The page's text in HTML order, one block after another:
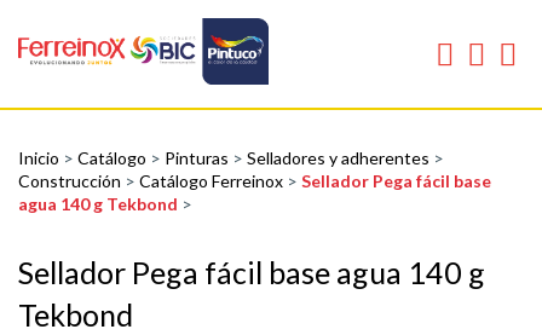
Inicio > Catálogo > Pinturas > Selladores y adherentes >
Construcción > Catálogo Ferreinox > Sellador Pega fácil base
agua 140 g Tekbond >
Sellador Pega fácil base agua 140 g
Tekbond